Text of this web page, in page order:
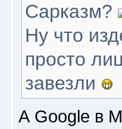
Сарказм?
Ну что
просто
завезли
А Google в